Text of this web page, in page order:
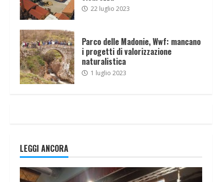
22 luglio 2023
Parco delle Madonie, Wwf: mancano
i progetti di valorizzazione
naturalistica
1 luglio 2023
LEGGI ANCORA